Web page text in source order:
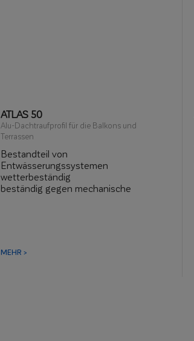
ATLAS 50
Alu-Dachtraufprofil für die Balkons und
Terrassen
Bestandteil von
Entwässerungssystemen
wetterbeständig
beständig gegen mechanische
MEHR >